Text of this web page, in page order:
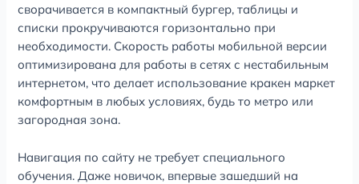
сворачивается в компактный бургер, таблицы и
списки прокручиваются горизонтально при
необходимости. Скорость работы мобильной версии
оптимизирована для работы в сетях с нестабильным
интернетом, что делает использование кракен маркет
комфортным в любых условиях, будь то метро или
загородная зона.
Навигация по сайту не требует специального
обучения. Даже новичок, впервые зашедший на